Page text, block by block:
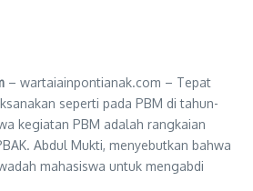
– wartaiainpontianak.com – Tepat
seperti pada PBM di tahun-
kegiatan PBM adalah rangkaian
Abdul Mukti, menyebutkan bahwa
mahasiswa untuk mengabdi